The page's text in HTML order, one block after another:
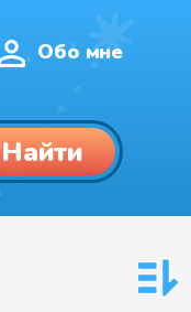
Обо мне
Найти